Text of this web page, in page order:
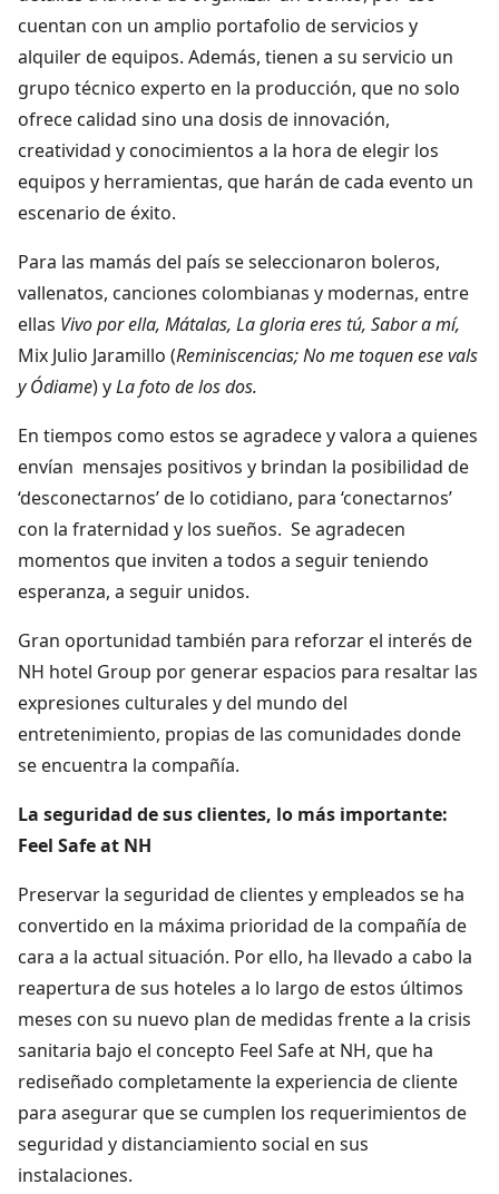
cuentan con un amplio portafolio de servicios y
alquiler de equipos. Además, tienen a su servicio un
grupo técnico experto en la producción, que no solo
ofrece calidad sino una dosis de innovación,
creatividad y conocimientos a la hora de elegir los
equipos y herramientas, que harán de cada evento un
escenario de éxito.
Para las mamás del país se seleccionaron boleros,
vallenatos, canciones colombianas y modernas, entre
ellas Vivo por ella, Mátalas, La gloria eres tú, Sabor a mí,
Mix Julio Jaramillo (Reminiscencias; No me toquen ese vals
y Ódiame) yLa foto de los dos.
En tiempos como estos se agradece y valora a quienes
envían mensajes positivos y brindan la posibilidad de
‘desconectarnos’ de lo cotidiano, para ‘conectarnos’
con la fraternidad y los sueños. Se agradecen
momentos que inviten a todos a seguir teniendo
esperanza, a seguir unidos.
Gran oportunidad también para reforzar el interés de
NH hotel Group por generar espacios para resaltar las
expresiones culturales y del mundo del
entretenimiento, propias de las comunidades donde
se encuentra la compañía.
La seguridad de sus clientes, lo más importante:
Feel Safe at NH
Preservar la seguridad de clientes y empleados se ha
convertido en la máxima prioridad de la compañía de
cara a la actual situación. Por ello, ha llevado a cabo la
reapertura de sus hoteles a lo largo de estos últimos
meses con su nuevo plan de medidas frente a la crisis
sanitaria bajo el concepto Feel Safe at NH, que ha
rediseñado completamente la experiencia de cliente
para asegurar que se cumplen los requerimientos de
seguridad y distanciamiento social en sus
instalaciones.